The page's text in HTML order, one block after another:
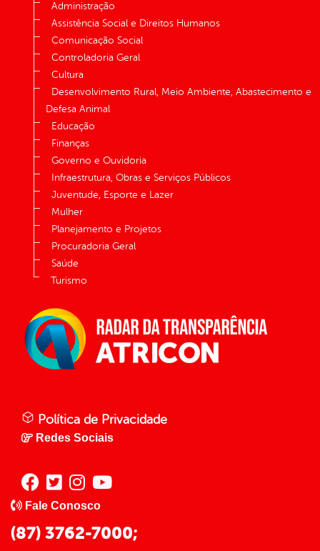
Administração
Assistência Social e Direitos Humanos
Comunicação Social
Controladoria Geral
Cultura
Desenvolvimento Rural, Meio Ambiente, Abastecimento e
Defesa Animal
Educação
Finanças
Governo e Ouvidoria
Infraestrutura, Obras e Serviços Públicos
Juventude, Esporte e Lazer
Mulher
Planejamento e Projetos
Procuradoria Geral
Saúde
Turismo
Política de Privacidade
Redes Sociais
Fale Conosco
(87) 3762-7000;